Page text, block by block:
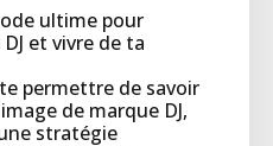
ultime pour
et vivre de ta
permettre de savoir
de marque DJ,
stratégie